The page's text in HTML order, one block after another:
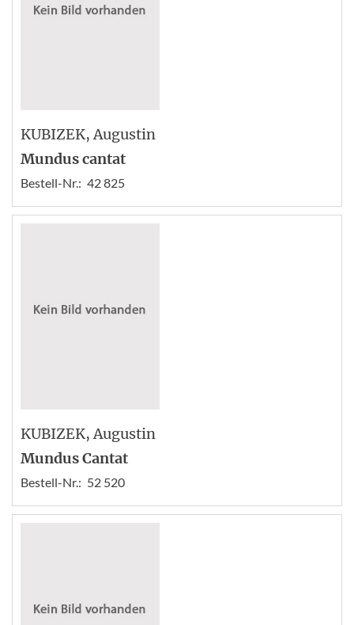
KUBIZEK, Augustin
Mundus cantat
Bestell-Nr.: 42 825
KUBIZEK, Augustin
Mundus Cantat
Bestell-Nr.: 52 520